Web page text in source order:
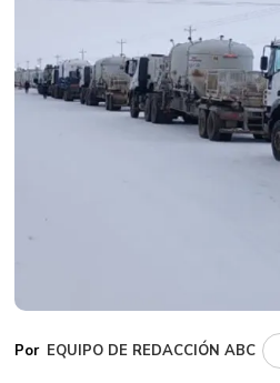
EQUIPO DE REDACCIÓN ABC